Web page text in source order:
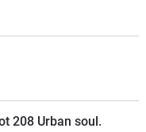
208 Urban soul.